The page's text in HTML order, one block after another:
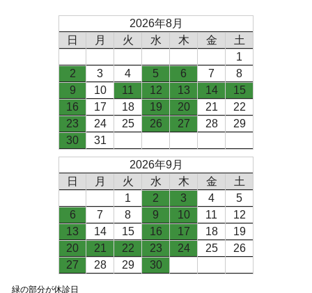
2026年8月
日
月 火 水 木 金
土
1
2
3 4 5 6 7
8
9
10 11 12 13 14
15
16
17 18 19 20 21
22
23
24 25 26 27 28
29
30
31
2026年9月
日
月 火 水 木 金
土
1
2 3 4
5
6
7 8 9 10 11
12
13
14 15 16 17 18
19
20
21 22 23 24 25
26
27
28 29 30
緑の部分が休診日